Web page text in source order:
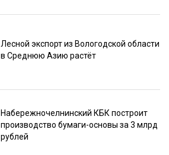
Лесной экспорт из Вологодской области
в Среднюю Азию растёт
Набережночелнинский КБК построит
производство бумаги-основы за 3 млрд
рублей